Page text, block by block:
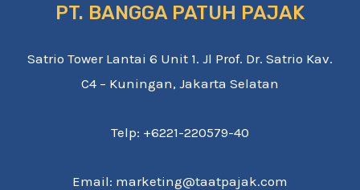
PT. BANGGA PATUH PAJAK
Satrio Tower Lantai 6 Unit 1. Jl Prof. Dr. Satrio Kav.
C4 – Kuningan, Jakarta Selatan
Telp: +6221-220579-40
Email: marketing@taatpajak.com